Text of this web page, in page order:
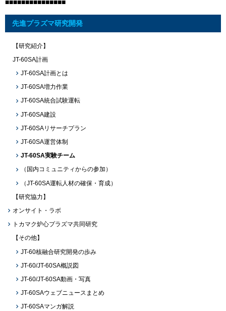
■■■■■■■■■■■■■■■
先進プラズマ研究開発
【研究紹介】
JT-60SA計画
JT-60SA計画とは
JT-60SA増力作業
JT-60SA統合試験運転
JT-60SA建設
JT-60SAリサーチプラン
JT-60SA運営体制
JT-60SA実験チーム
（国内コミュニティからの参加）
（JT-60SA運転人材の確保・育成）
【研究協力】
オンサイト・ラボ
トカマク炉心プラズマ共同研究
【その他】
JT-60核融合研究開発の歩み
JT-60/JT-60SA概説図
JT-60/JT-60SA動画・写真
JT-60SAウェブニュースまとめ
JT-60SAマンガ解説